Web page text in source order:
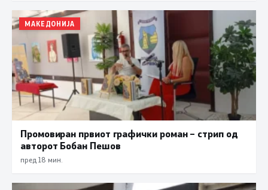
МАКЕДОНИЈА
Промовиран првиот графички роман – стрип од
авторот Бобан Пешов
пред 18 мин.